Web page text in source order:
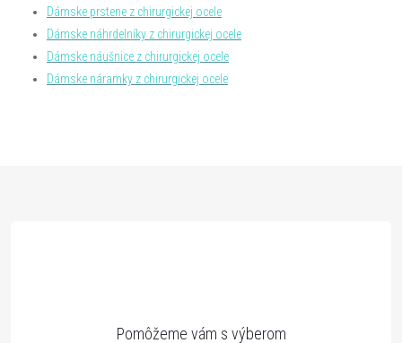
Dámske prstene z chirurgickej ocele
Dámske náhrdelníky z chirurgickej ocele
Dámske náušnice z chirurgickej ocele
Dámske náramky z chirurgickej ocele